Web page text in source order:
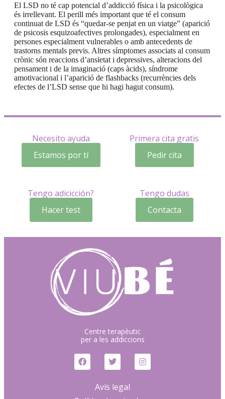
El LSD no té cap potencial d’addicció física i la psicològica
és irrellevant. El perill més important que té el consum
continuat de LSD és “quedar-se penjat en un viatge” (aparició
de psicosis esquizoafectives prolongades), especialment en
persones especialment vulnerables o amb antecedents de
trastorns mentals previs. Altres símptomes associats al consum
crònic són reaccions d’ansietat i depressives, alteracions del
pensament i de la imaginació (caps àcids), síndrome
amotivacional i l’aparició de flashbacks (recurrències dels
efectes de l’LSD sense que hi hagi hagut consum).
Necesito ayuda
Estamos por tí
Primera cita gratis
Pedir cita
Tengo adicicción?
Hacer test
Tengo dudas
Contacta
Centre terapèutic
per a les addiccions
Avís legal